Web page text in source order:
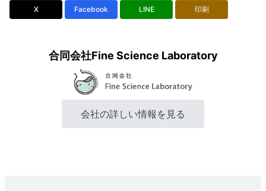
X Facebook LINE 印刷
合同会社Fine Science Laboratory
会社の詳しい情報を見る